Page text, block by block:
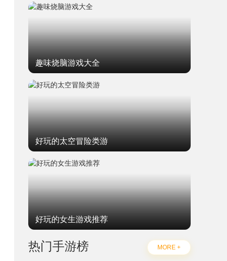
趣味烧脑游戏大全
好玩的太空冒险类游
好玩的女生游戏推荐
热门手游榜 MORE +